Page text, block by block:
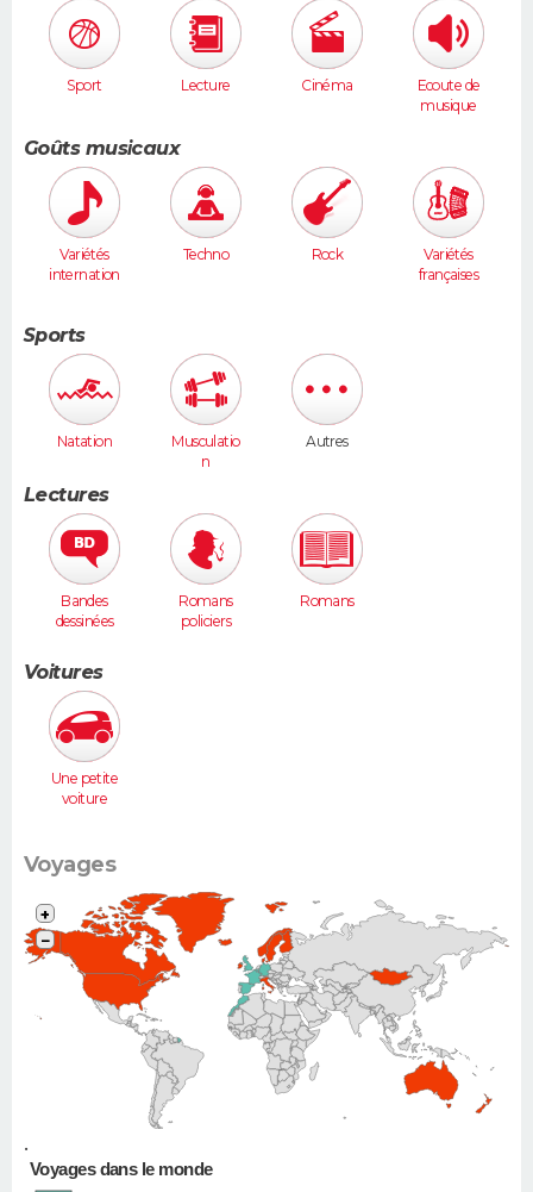
Sport Lecture Cinéma
Ecoute de
musique
Goûts musicaux
Variétés
internation
Techno Rock
Variétés
françaises
Sports
Natation
Musculatio
n
Autres
Lectures
Bandes
dessinées
Romans
policiers
Romans
Voitures
Une petite
voiture
Voyages
•
+
−
Voyages dans le monde